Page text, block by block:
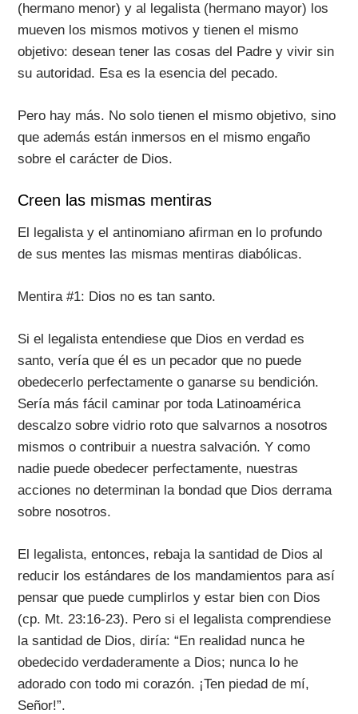
(hermano menor) y al legalista (hermano mayor) los
mueven los mismos motivos y tienen el mismo
objetivo: desean tener las cosas del Padre y vivir sin
su autoridad. Esa es la esencia del pecado.
Pero hay más. No solo tienen el mismo objetivo, sino
que además están inmersos en el mismo engaño
sobre el carácter de Dios.
Creen las mismas mentiras
El legalista y el antinomiano afirman en lo profundo
de sus mentes las mismas mentiras diabólicas.
Mentira #1: Dios no es tan santo.
Si el legalista entendiese que Dios en verdad es
santo, vería que él es un pecador que no puede
obedecerlo perfectamente o ganarse su bendición.
Sería más fácil caminar por toda Latinoamérica
descalzo sobre vidrio roto que salvarnos a nosotros
mismos o contribuir a nuestra salvación. Y como
nadie puede obedecer perfectamente, nuestras
acciones no determinan la bondad que Dios derrama
sobre nosotros.
El legalista, entonces, rebaja la santidad de Dios al
reducir los estándares de los mandamientos para así
pensar que puede cumplirlos y estar bien con Dios
(cp. Mt. 23:16-23). Pero si el legalista comprendiese
la santidad de Dios, diría: “En realidad nunca he
obedecido verdaderamente a Dios; nunca lo he
adorado con todo mi corazón. ¡Ten piedad de mí,
Señor!”.